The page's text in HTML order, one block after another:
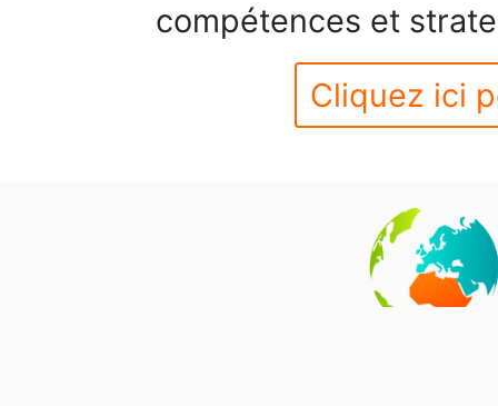
compétences et
Cliquez ici